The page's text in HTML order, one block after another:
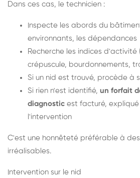
Dans ces cas, le technicien :
Inspecte les abords du
environnants, les dépendances
Recherche les indices d'activité
crépuscule, bourdonnements,
Si un nid est trouvé, procède à
Si rien n'est identifié, un forfait
diagnostic est facturé,
l'intervention
C'est une honnêteté préférable à
irréalisables.
Intervention sur le nid